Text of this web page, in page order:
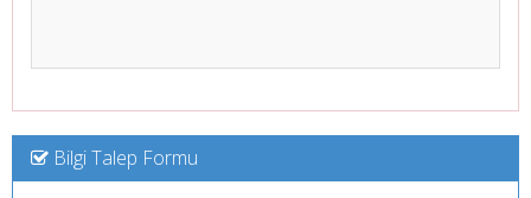
Bilgi Talep Formu